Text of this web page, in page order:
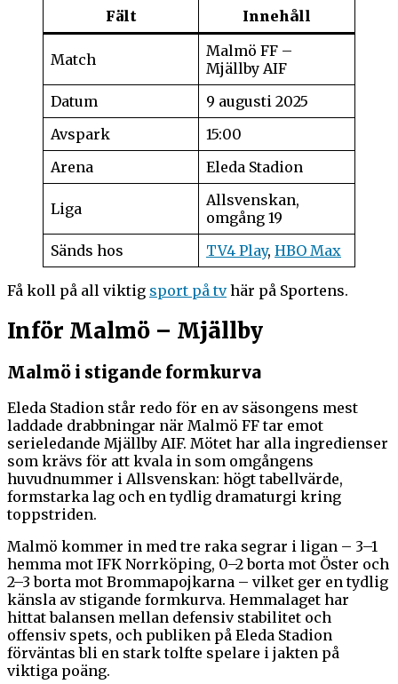
Fält Innehåll
Match
Malmö FF –
Mjällby AIF
Datum
9 augusti 2025
Avspark
15:00
Arena
Eleda Stadion
Liga
Allsvenskan,
omgång 19
Sänds hos
TV4 Play, HBO Max
Få koll på all viktig sport på tvhär på Sportens.
Inför Malmö – Mjällby
Malmö i stigande formkurva
Eleda Stadion står redo för en av säsongens mest
laddade drabbningar när Malmö FF tar emot
serieledande Mjällby AIF. Mötet har alla ingredienser
som krävs för att kvala in som omgångens
huvudnummer i Allsvenskan: högt tabellvärde,
formstarka lag och en tydlig dramaturgi kring
toppstriden.
Malmö kommer in med tre raka segrar i ligan – 3–1
hemma mot IFK Norrköping, 0–2 borta mot Öster och
2–3 borta mot Brommapojkarna – vilket ger en tydlig
känsla av stigande formkurva. Hemmalaget har
hittat balansen mellan defensiv stabilitet och
offensiv spets, och publiken på Eleda Stadion
förväntas bli en stark tolfte spelare i jakten på
viktiga poäng.